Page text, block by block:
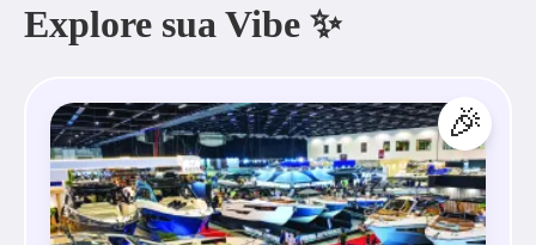
Explore sua Vibe ✨
🎉